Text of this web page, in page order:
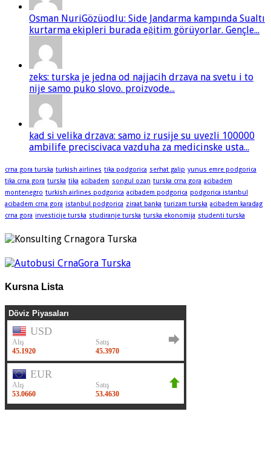
Osman NuriGözüodlu: Side Jandarma kampında Sualtı
kurtarma ekipleri burada eğitim görüyorlar. Gençle...
zeks: turska je jedna od najjacih drzava na svetu i to
nije samo puko slovo. proizvode...
kad si velika drzava: samo iz rusije su uvezli 100000
ambilife preciscivaca vazduha za medicinske usta...
crna gora turska turkish airlines tika podgorica serhat galip yunus emre podgorica
tika crna gora turska tika acibadem songul ozan turska crna gora acibadem
montenegro turkish airlines podgorica acibadem podgorica podgorica istanbul
acibadem crna gora istanbul podgorica ziraat banka turizam turska acibadem karadag
crna gora investicije turska studiranje turska turska ekonomija studenti turska
Kursna Lista